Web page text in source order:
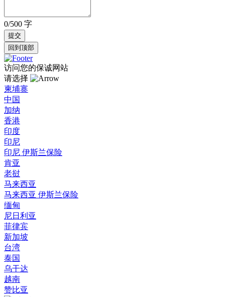
0/500 字
回到顶部
访问您的保诚网站
请选择
柬埔寨
中国
加纳
香港
印度
印尼
印尼 伊斯兰保险
肯亚
老挝
马来西亚
马来西亚 伊斯兰保险
缅甸
尼日利亚
菲律宾
新加坡
台湾
泰国
乌干达
越南
赞比亚